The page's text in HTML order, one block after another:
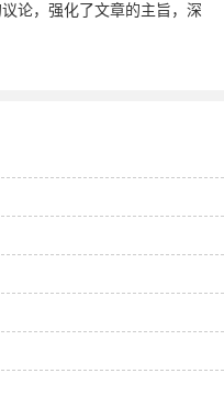
，强化了文章的主旨，深